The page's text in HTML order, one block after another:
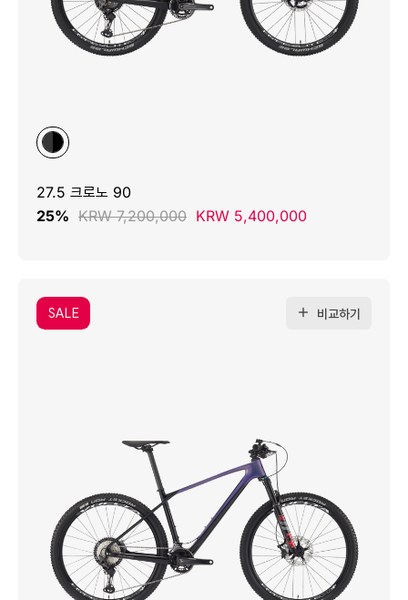
27.5 크로노 90
25% KRW 7,200,000 KRW 5,400,000
SALE 비교하기